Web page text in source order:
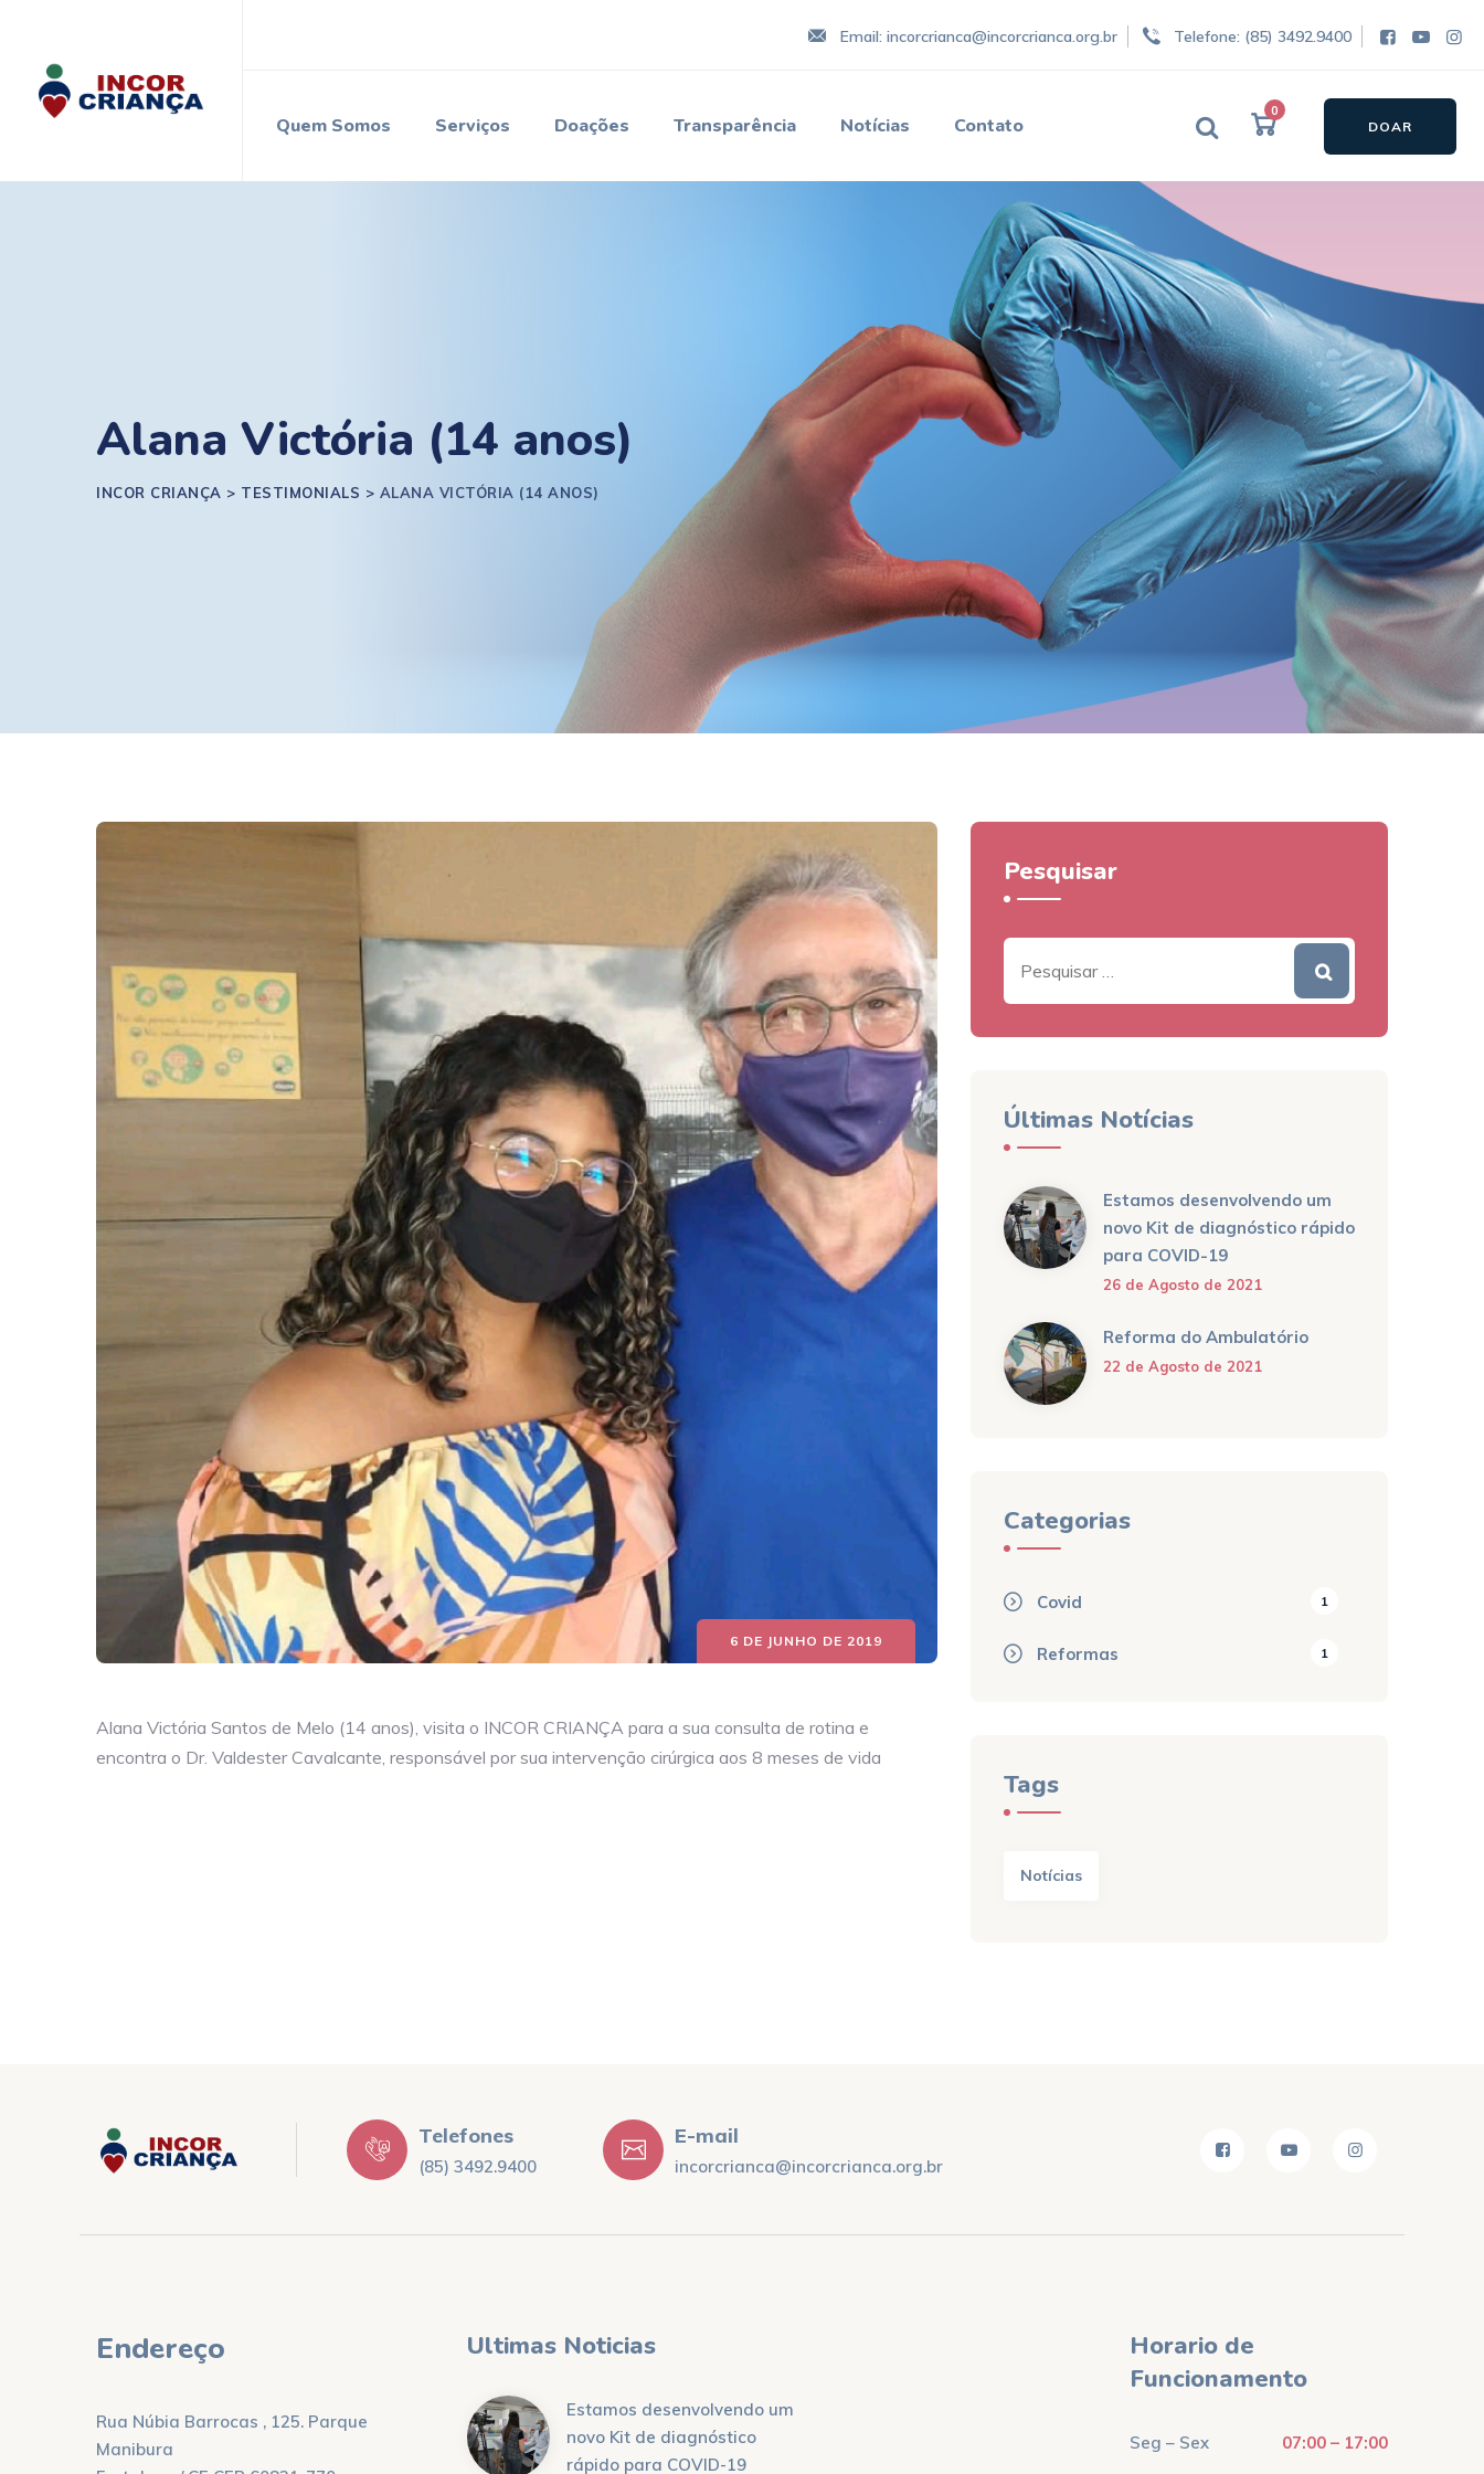
Email: incorcrianca@incorcrianca.org.br Telefone: (85) 3492.9400
Quem Somos Serviços Doações Transparência Notícias Contato
0
DOAR
Alana Victória (14 anos)
INCOR CRIANÇA > TESTIMONIALS > ALANA VICTÓRIA (14 ANOS)
6 DE JUNHO DE 2019
Alana Victória Santos de Melo (14 anos), visita o INCOR CRIANÇA para a sua consulta de rotina e
encontra o Dr. Valdester Cavalcante, responsável por sua intervenção cirúrgica aos 8 meses de vida
Pesquisar
Últimas Notícias
Estamos desenvolvendo um
novo Kit de diagnóstico rápido
para COVID-19
26 de Agosto de 2021
Reforma do Ambulatório
22 de Agosto de 2021
Categorias
Covid 1
Reformas 1
Tags
Notícias
Telefones
(85) 3492.9400
E-mail
incorcrianca@incorcrianca.org.br
Endereço
Rua Núbia Barrocas , 125. Parque
Manibura
Ultimas Noticias
Estamos desenvolvendo um
novo Kit de diagnóstico
rápido para COVID-19
Horario de
Funcionamento
Seg – Sex 07:00 – 17:00